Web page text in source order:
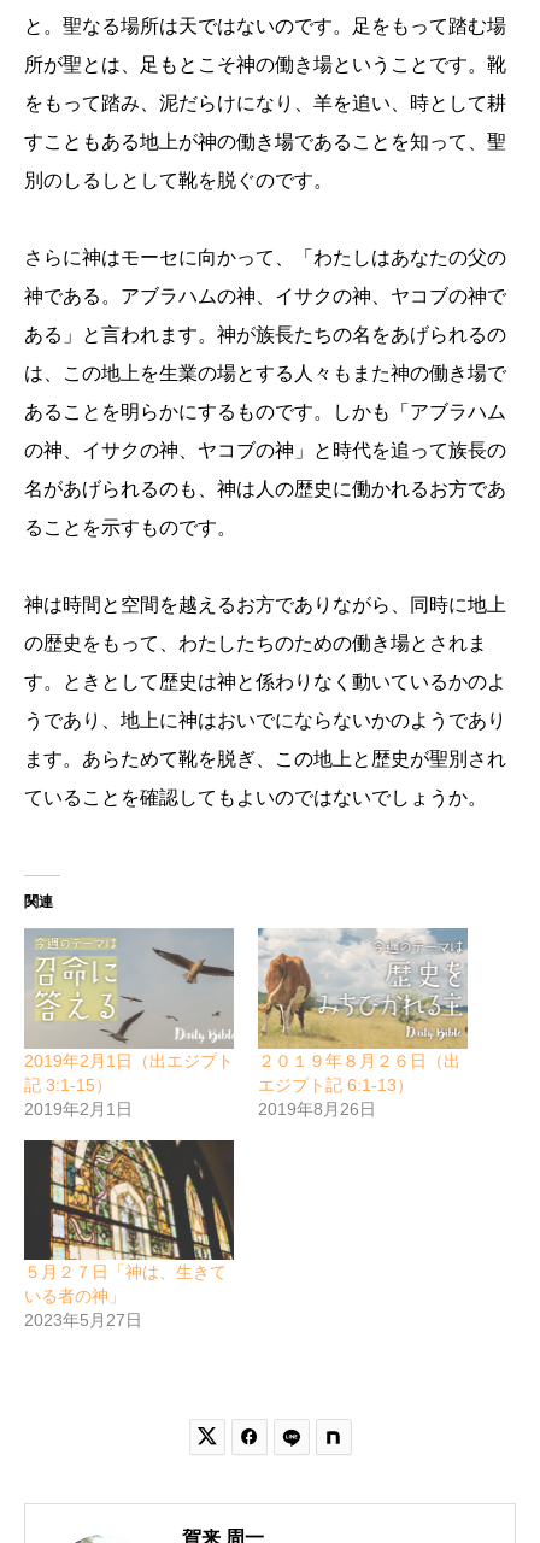
と。聖なる場所は天ではないのです。足をもって踏む場
所が聖とは、足もとこそ神の働き場ということです。靴
をもって踏み、泥だらけになり、羊を追い、時として耕
すこともある地上が神の働き場であることを知って、聖
別のしるしとして靴を脱ぐのです。
さらに神はモーセに向かって、「わたしはあなたの父の
神である。アブラハムの神、イサクの神、ヤコブの神で
ある」と言われます。神が族長たちの名をあげられるの
は、この地上を生業の場とする人々もまた神の働き場で
あることを明らかにするものです。しかも「アブラハム
の神、イサクの神、ヤコブの神」と時代を追って族長の
名があげられるのも、神は人の歴史に働かれるお方であ
ることを示すものです。
神は時間と空間を越えるお方でありながら、同時に地上
の歴史をもって、わたしたちのための働き場とされま
す。ときとして歴史は神と係わりなく動いているかのよ
うであり、地上に神はおいでにならないかのようであり
ます。あらためて靴を脱ぎ、この地上と歴史が聖別され
ていることを確認してもよいのではないでしょうか。
関連
2019年2月1日（出エジプト
記 3:1-15）
2019年2月1日
２０１９年８月２６日（出
エジプト記 6:1-13）
2019年8月26日
５月２７日「神は、生きて
いる者の神」
2023年5月27日
 
賀来 周一